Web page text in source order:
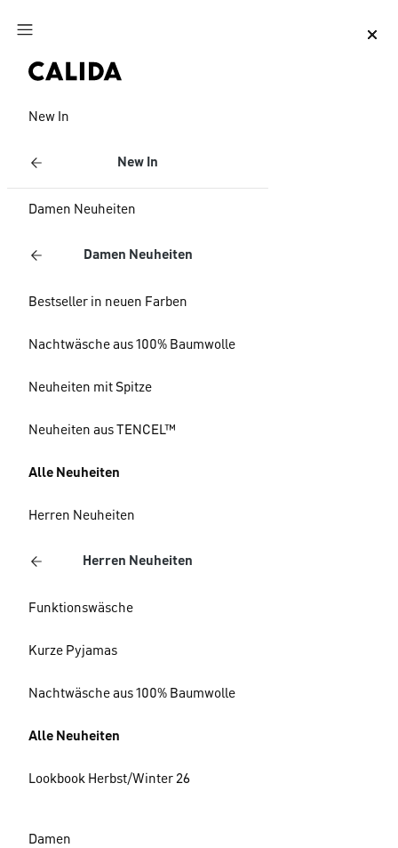
Zum Hauptinhalt springen
New In
New In
Damen Neuheiten
Damen Neuheiten
Bestseller in neuen Farben
Nachtwäsche aus 100% Baumwolle
Neuheiten mit Spitze
Neuheiten aus TENCEL™
Alle Neuheiten
Herren Neuheiten
Herren Neuheiten
Funktionswäsche
Kurze Pyjamas
Nachtwäsche aus 100% Baumwolle
Alle Neuheiten
Lookbook Herbst/Winter 26
Damen